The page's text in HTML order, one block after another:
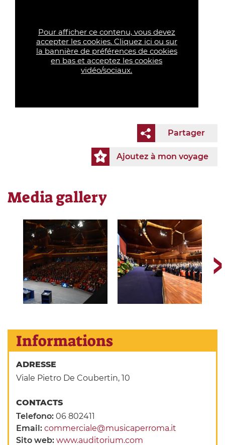
Pour afficher ce contenu, vous devez
accepter les cookies. Cliquez ici ou sur
la bannière de préférences de cookies
en bas et acceptez les cookies
vidéo/sociaux.
Partager
Ajoutez à mon voyage
Media gallery
Informations
ADRESSE
Viale Pietro De Coubertin, 10
CONTACTS
Telefono:06 802411
Email:commerciale@musicaperroma.it
Sito web:www.auditorium.com